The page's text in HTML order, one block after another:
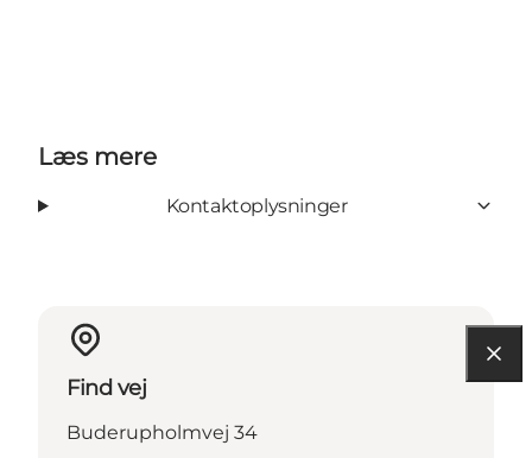
Læs mere
Kontaktoplysninger
Find vej
Buderupholmvej 34